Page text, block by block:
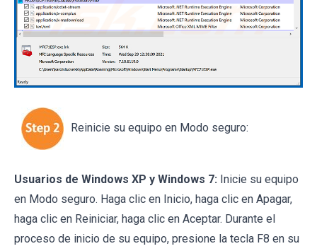
Reinicie su equipo en Modo seguro:
Usuarios de Windows XP y Windows 7: Inicie su equipo
en Modo seguro. Haga clic en Inicio, haga clic en Apagar,
haga clic en Reiniciar, haga clic en Aceptar. Durante el
proceso de inicio de su equipo, presione la tecla F8 en su